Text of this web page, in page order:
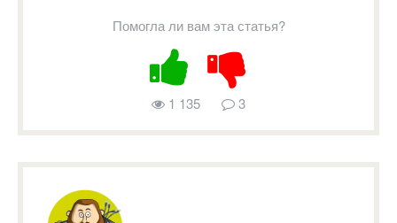
Помогла ли вам эта статья?
1 135 3